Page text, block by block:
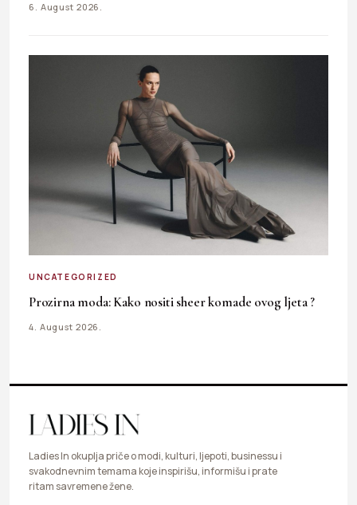
6. August 2026.
UNCATEGORIZED
Prozirna moda: Kako nositi sheer komade ovog ljeta ?
4. August 2026.
Ladies In okuplja priče o modi, kulturi, ljepoti, businessu i
svakodnevnim temama koje inspirišu, informišu i prate
ritam savremene žene.